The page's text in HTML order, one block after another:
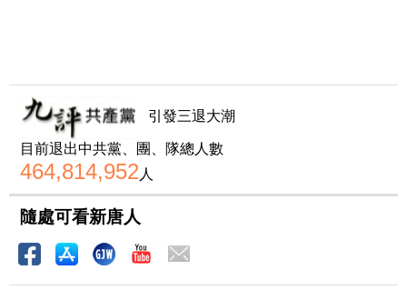
引發三退大潮
目前退出中共黨、團、隊總人數
464,814,952 人
隨處可看新唐人